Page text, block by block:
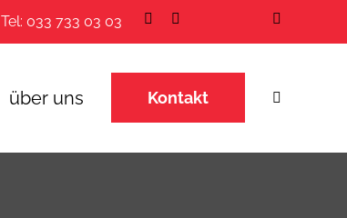
Tel: 033 733 03 03
über uns Kontakt